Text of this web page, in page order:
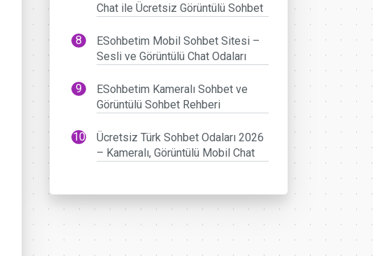
Chat ile Ücretsiz Görüntülü Sohbet
ESohbetim Mobil Sohbet Sitesi –
Sesli ve Görüntülü Chat Odaları
ESohbetim Kameralı Sohbet ve
Görüntülü Sohbet Rehberi
Ücretsiz Türk Sohbet Odaları 2026
– Kameralı, Görüntülü Mobil Chat